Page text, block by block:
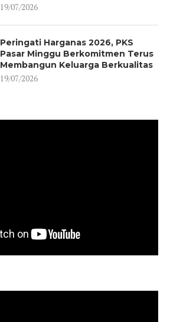
19/07/2026
Peringati Harganas 2026, PKS
Pasar Minggu Berkomitmen Terus
Membangun Keluarga Berkualitas
19/07/2026